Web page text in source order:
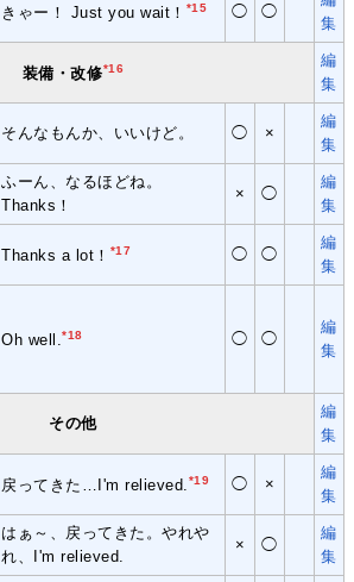
きゃー！ Just you wait！ *15 ◯ ◯
集
装備・改修*16
編
集
そんなもんか、いいけど。 ◯ ×
編
集
ふーん、なるほどね。
Thanks！
× ◯
編
集
Thanks a lot！ *17 ◯ ◯
編
集
Oh well.*18 ◯ ◯
編
集
その他
編
集
戻ってきた…I'm relieved.*19 ◯ ×
編
集
はぁ～、戻ってきた。やれや
れ、I'm relieved.
× ◯
編
集